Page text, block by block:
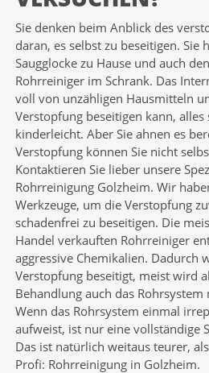
Sie denken beim Anblick des
daran, es selbst zu beseitigen. Sie
Saugglocke zu Hause und auch
Rohrreiniger im Schrank. Das
voll von unzähligen Hausmitteln
Verstopfung beseitigen kann,
kinderleicht. Aber Sie ahnen es
Verstopfung können Sie nicht
Kontaktieren Sie lieber unsere
Rohrreinigung Golzheim. Wir
Werkzeuge, um die Verstopfung
schadenfrei zu beseitigen. Die
Handel verkauften Rohrreiniger
aggressive Chemikalien. Dadurch
Verstopfung beseitigt, meist wird
Behandlung auch das
Wenn das Rohrsystem einmal
aufweist, ist nur eine vollständige
Das ist natürlich weitaus teurer,
Profi: Rohrreinigung in Golzheim.